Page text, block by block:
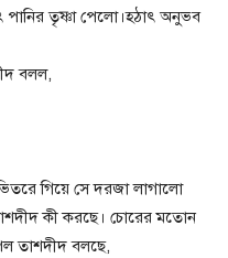
পানির তৃষ্ণা পেলো।হঠাৎ অনুভব
বলল,
গিয়ে সে দরজা লাগালো
কী করছে। চোরের মতোন
তাশদীদ বলছে,